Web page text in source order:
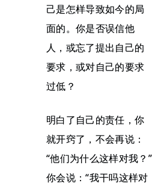
己是怎样导致如今的局
面的。你是否误信他
人，或忘了提出自己的
要求，或对自己的要求
过低？
明白了自己的责任，你
就开窍了，不会再说：
“他们为什么这样对我？”
你会说：“我干吗这样对